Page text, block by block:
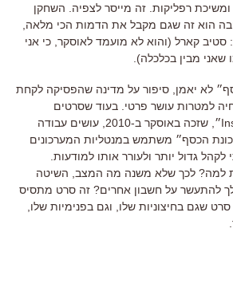
ומשיכת רפליקות. זה מייסר לצפיה. השחקן
הוא זה שגם מקבל את הדמות הכי מלאה,
סטיב קארל (והוא לא מועמד לאוסקר, כי אני
מבין בכלכלה).
לא יאמן, סיפור על מדינה שהפסיקה לקחת
למטרות עושר פרטי. בעוד שסרטים
תיעודיים כמו "Inside Job״, שזכה באוסקר ב-2010, עושים עבודה
הכסף״ משתמש במנטליות המערכונים
לקהל גדול יותר ולעורר אותו למודעות.
למה? לכך שלא משנה מה המצב, השיטה
להתעשר על חשבון אחרים? זה סרט מתסיס
שגם בחיצוניות שלו, וגם בפנימיות שלו,